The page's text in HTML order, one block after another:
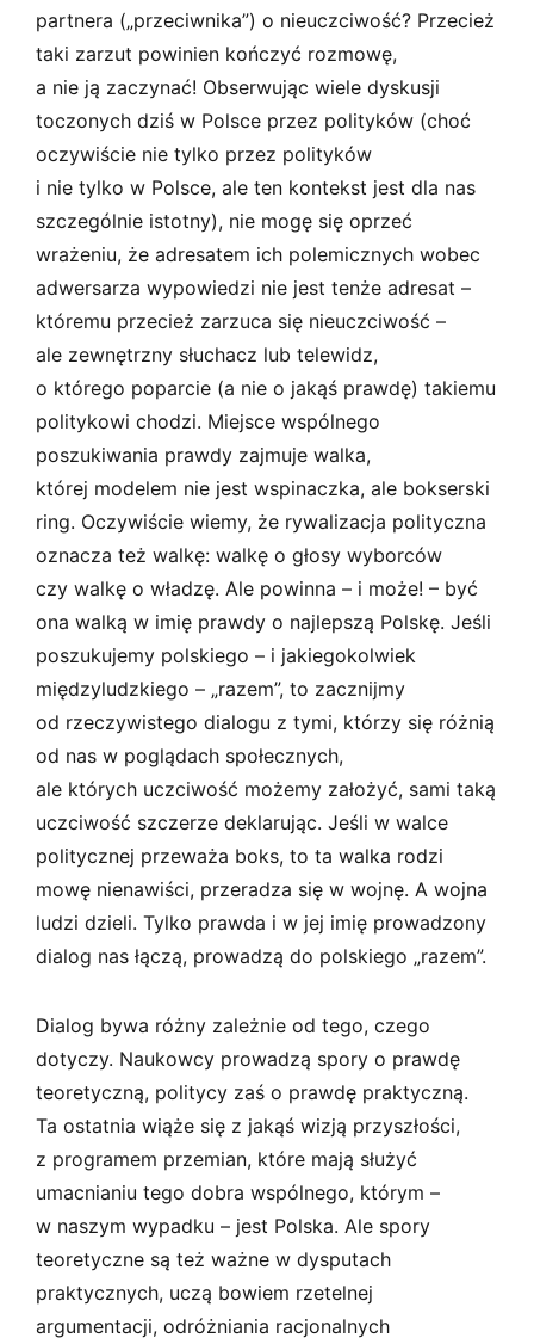
partnera („przeciwnika”) o nieuczciwość? Przecież
taki zarzut powinien kończyć rozmowę,
a nie ją zaczynać! Obserwując wiele dyskusji
toczonych dziś w Polsce przez polityków (choć
oczywiście nie tylko przez polityków
i nie tylko w Polsce, ale ten kontekst jest dla nas
szczególnie istotny), nie mogę się oprzeć
wrażeniu, że adresatem ich polemicznych wobec
adwersarza wypowiedzi nie jest tenże adresat –
któremu przecież zarzuca się nieuczciwość –
ale zewnętrzny słuchacz lub telewidz,
o którego poparcie (a nie o jakąś prawdę) takiemu
politykowi chodzi. Miejsce wspólnego
poszukiwania prawdy zajmuje walka,
której modelem nie jest wspinaczka, ale bokserski
ring. Oczywiście wiemy, że rywalizacja polityczna
oznacza też walkę: walkę o głosy wyborców
czy walkę o władzę. Ale powinna – i może! – być
ona walką w imię prawdy o najlepszą Polskę. Jeśli
poszukujemy polskiego – i jakiegokolwiek
międzyludzkiego – „razem”, to zacznijmy
od rzeczywistego dialogu z tymi, którzy się różnią
od nas w poglądach społecznych,
ale których uczciwość możemy założyć, sami taką
uczciwość szczerze deklarując. Jeśli w walce
politycznej przeważa boks, to ta walka rodzi
mowę nienawiści, przeradza się w wojnę. A wojna
ludzi dzieli. Tylko prawda i w jej imię prowadzony
dialog nas łączą, prowadzą do polskiego „razem”.
Dialog bywa różny zależnie od tego, czego
dotyczy. Naukowcy prowadzą spory o prawdę
teoretyczną, politycy zaś o prawdę praktyczną.
Ta ostatnia wiąże się z jakąś wizją przyszłości,
z programem przemian, które mają służyć
umacnianiu tego dobra wspólnego, którym –
w naszym wypadku – jest Polska. Ale spory
teoretyczne są też ważne w dysputach
praktycznych, uczą bowiem rzetelnej
argumentacji, odróżniania racjonalnych